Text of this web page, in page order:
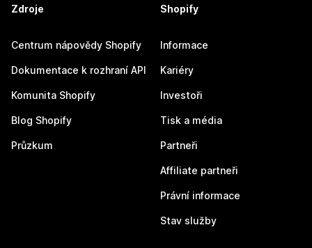
Zdroje
Centrum nápovědy Shopify
Dokumentace k rozhraní API
Komunita Shopify
Blog Shopify
Průzkum
Shopify
Informace
Kariéry
Investoři
Tisk a média
Partneři
Affiliate partneři
Právní informace
Stav služby